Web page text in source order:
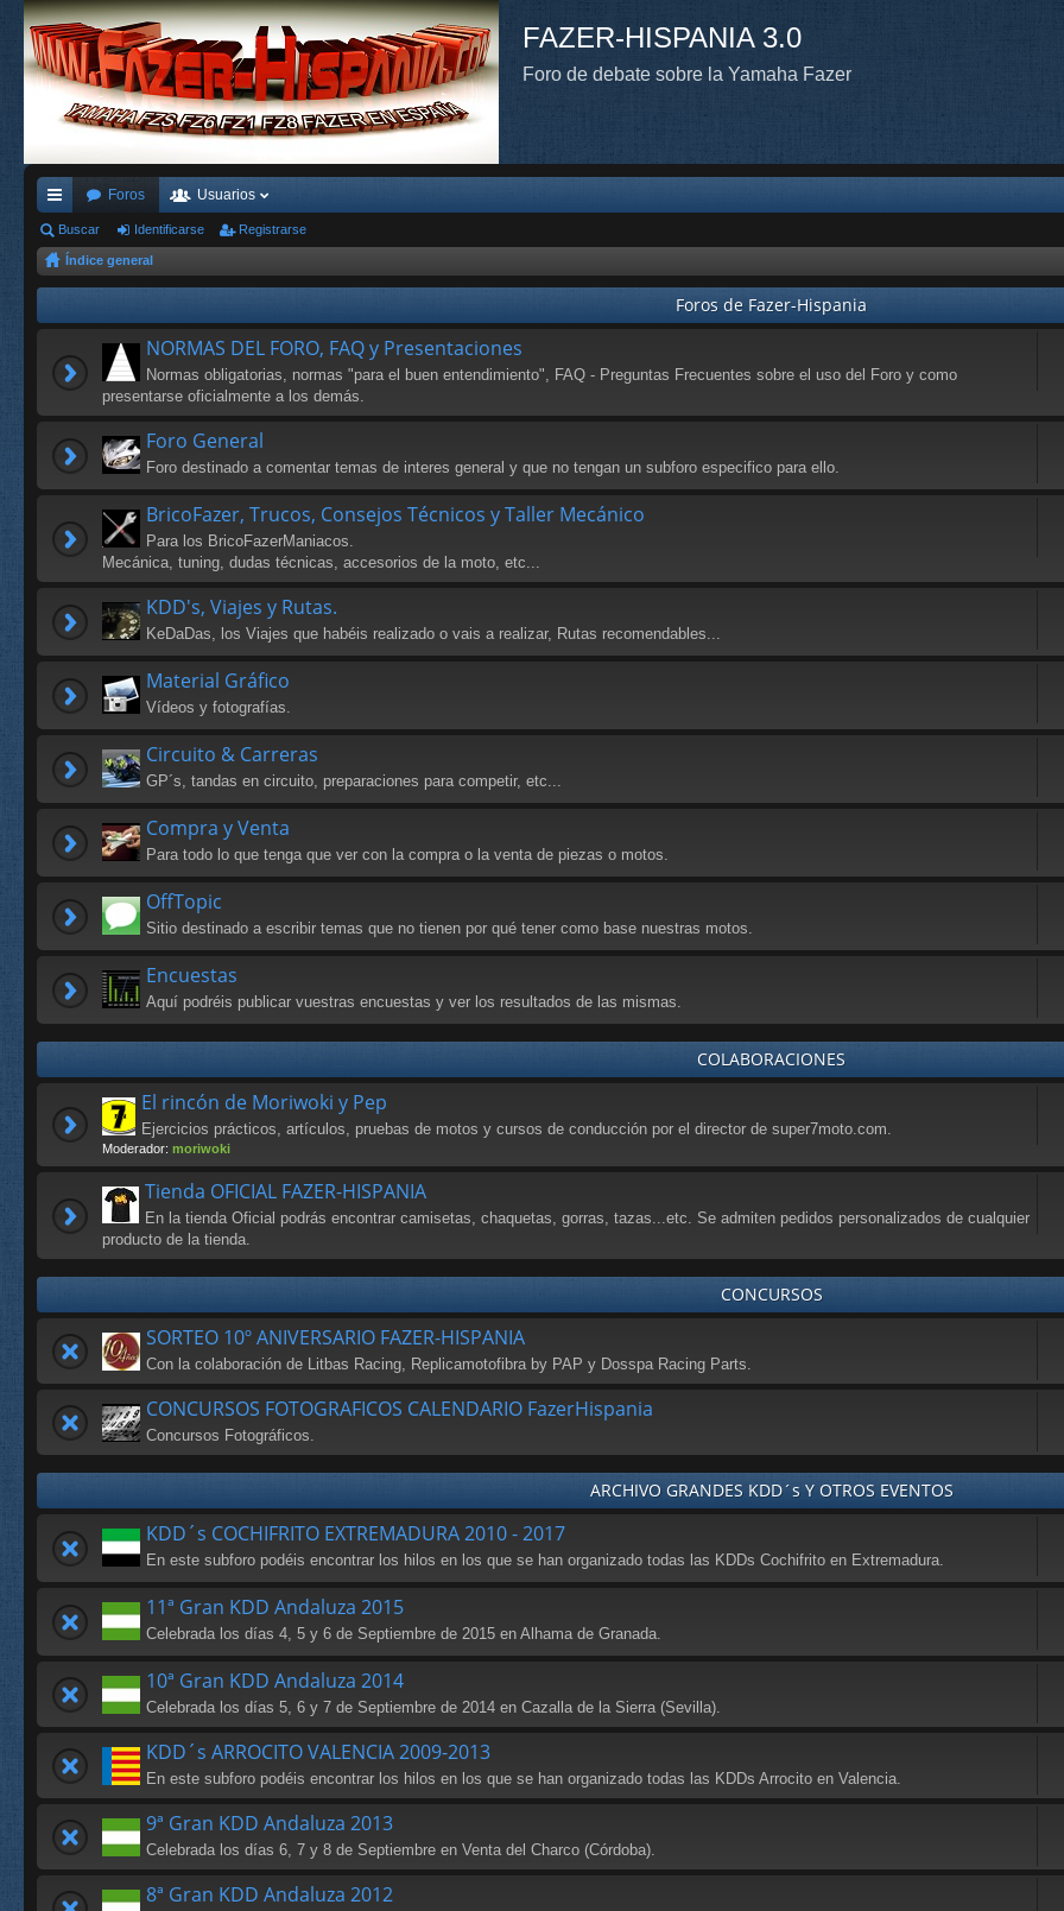
FAZER-HISPANIA 3.0
Foro de debate sobre la Yamaha Fazer
nl
ac
Foros Usuarios
Buscar Identificarse Registrarse
Índice general
Foros de Fazer-Hispania
NORMAS DEL FORO, FAQ y Presentaciones
Normas obligatorias, normas "para el buen entendimiento", FAQ - Preguntas Frecuentes sobre el uso del Foro y como
presentarse oficialmente a los demás.
Foro General
Foro destinado a comentar temas de interes general y que no tengan un subforo especifico para ello.
BricoFazer, Trucos, Consejos Técnicos y Taller Mecánico
Para los BricoFazerManiacos.
Mecánica, tuning, dudas técnicas, accesorios de la moto, etc...
KDD's, Viajes y Rutas.
KeDaDas, los Viajes que habéis realizado o vais a realizar, Rutas recomendables...
Material Gráfico
Vídeos y fotografías.
Circuito & Carreras
GP´s, tandas en circuito, preparaciones para competir, etc...
Compra y Venta
Para todo lo que tenga que ver con la compra o la venta de piezas o motos.
OffTopic
Sitio destinado a escribir temas que no tienen por qué tener como base nuestras motos.
Encuestas
Aquí podréis publicar vuestras encuestas y ver los resultados de las mismas.
COLABORACIONES
El rincón de Moriwoki y Pep
Ejercicios prácticos, artículos, pruebas de motos y cursos de conducción por el director de super7moto.com.
Moderador: moriwoki
Tienda OFICIAL FAZER-HISPANIA
En la tienda Oficial podrás encontrar camisetas, chaquetas, gorras, tazas...etc. Se admiten pedidos personalizados de cualquier
producto de la tienda.
CONCURSOS
SORTEO 10º ANIVERSARIO FAZER-HISPANIA
Con la colaboración de Litbas Racing, Replicamotofibra by PAP y Dosspa Racing Parts.
CONCURSOS FOTOGRAFICOS CALENDARIO FazerHispania
Concursos Fotográficos.
ARCHIVO GRANDES KDD´s Y OTROS EVENTOS
KDD´s COCHIFRITO EXTREMADURA 2010 - 2017
En este subforo podéis encontrar los hilos en los que se han organizado todas las KDDs Cochifrito en Extremadura.
11ª Gran KDD Andaluza 2015
Celebrada los días 4, 5 y 6 de Septiembre de 2015 en Alhama de Granada.
10ª Gran KDD Andaluza 2014
Celebrada los días 5, 6 y 7 de Septiembre de 2014 en Cazalla de la Sierra (Sevilla).
KDD´s ARROCITO VALENCIA 2009-2013
En este subforo podéis encontrar los hilos en los que se han organizado todas las KDDs Arrocito en Valencia.
9ª Gran KDD Andaluza 2013
Celebrada los días 6, 7 y 8 de Septiembre en Venta del Charco (Córdoba).
8ª Gran KDD Andaluza 2012